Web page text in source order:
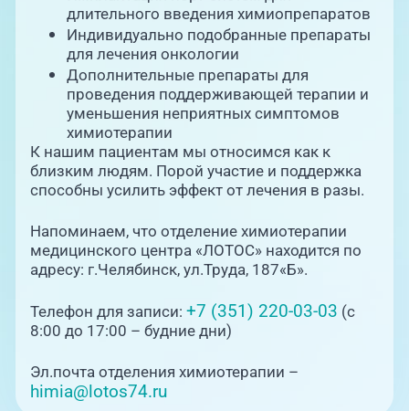
длительного введения химиопрепаратов
Индивидуально подобранные препараты
для лечения онкологии
Дополнительные препараты для
проведения поддерживающей терапии и
уменьшения неприятных симптомов
химиотерапии
К нашим пациентам мы относимся как к
близким людям. Порой участие и поддержка
способны усилить эффект от лечения в разы.
Напоминаем, что отделение химиотерапии
медицинского центра «ЛОТОС» находится по
адресу: г.Челябинск, ул.Труда, 187«Б».
Телефон для записи:+7 (351) 220-03-03 (с
8:00 до 17:00 – будние дни)
Эл.почта отделения химиотерапии –
himia@lotos74.ru